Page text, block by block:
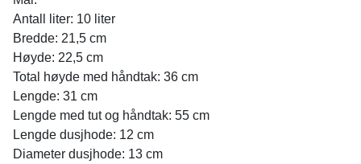
Antall liter: 10 liter
Bredde: 21,5 cm
Høyde: 22,5 cm
Total høyde med håndtak: 36 cm
Lengde: 31 cm
Lengde med tut og håndtak: 55 cm
Lengde dusjhode: 12 cm
Diameter dusjhode: 13 cm